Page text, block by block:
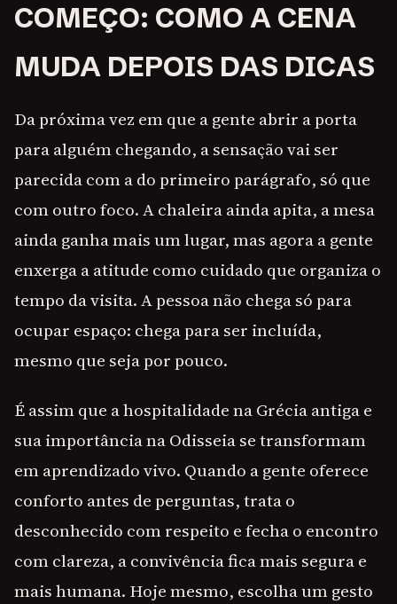
COMEÇO: COMO A CENA
MUDA DEPOIS DAS DICAS
Da próxima vez em que a gente abrir a porta
para alguém chegando, a sensação vai ser
parecida com a do primeiro parágrafo, só que
com outro foco. A chaleira ainda apita, a mesa
ainda ganha mais um lugar, mas agora a gente
enxerga a atitude como cuidado que organiza o
tempo da visita. A pessoa não chega só para
ocupar espaço: chega para ser incluída,
mesmo que seja por pouco.
É assim que a hospitalidade na Grécia antiga e
sua importância na Odisseia se transformam
em aprendizado vivo. Quando a gente oferece
conforto antes de perguntas, trata o
desconhecido com respeito e fecha o encontro
com clareza, a convivência fica mais segura e
mais humana. Hoje mesmo, escolha um gesto